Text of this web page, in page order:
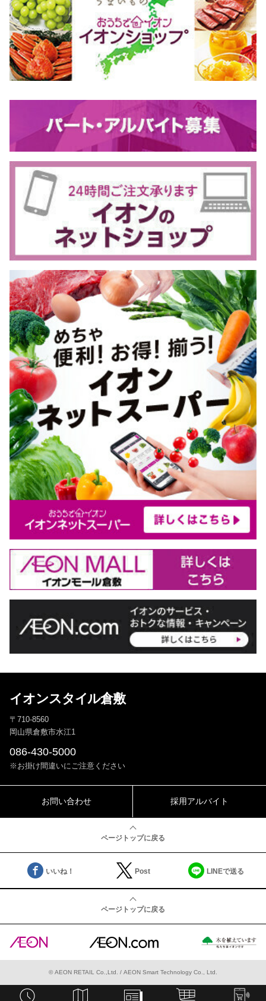
イオンスタイル倉敷
〒710-8560
岡山県倉敷市水江1
086-430-5000
※お掛け間違いにご注意ください
お問い合わせ 採用アルバイト
ページトップに戻る
いいね！ Post LINEで送る
ページトップに戻る
© AEON RETAIL Co.,Ltd. / AEON Smart Technology Co., Ltd.